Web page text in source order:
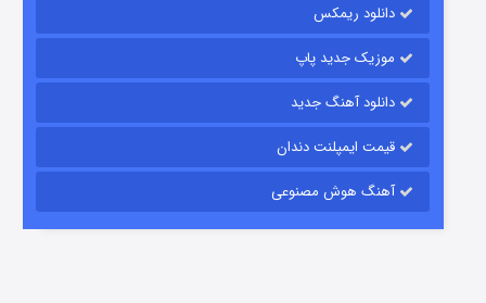
شوگر فصل ۲
دانلود ریمکس
موزیک جدید پاپ
دانلود آهنگ جدید
قیمت ایمپلنت دندان
آهنگ هوش مصنوعی